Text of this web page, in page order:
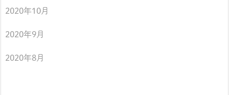
2020年10月
2020年9月
2020年8月